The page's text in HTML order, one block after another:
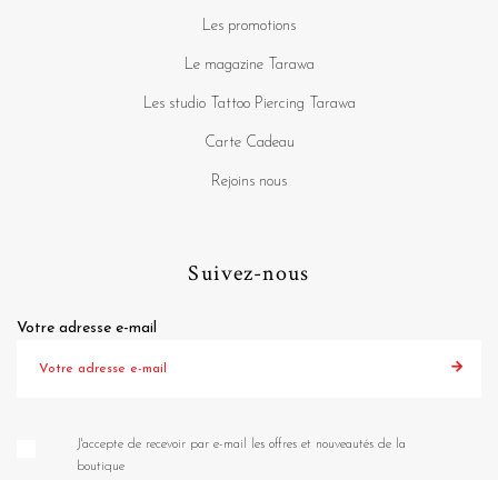
Les promotions
Le magazine Tarawa
Les studio Tattoo Piercing Tarawa
Carte Cadeau
Rejoins nous
Suivez-nous
Votre adresse e-mail
J'accepte de recevoir par e-mail les offres et nouveautés de la
boutique